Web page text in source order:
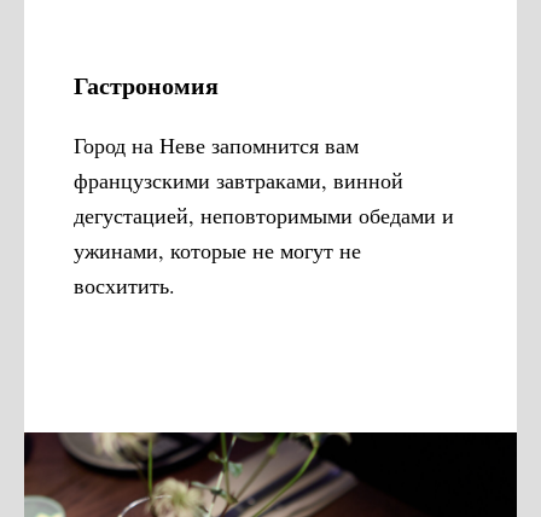
Гастрономия
Город на Неве запомнится вам
французскими завтраками, винной
дегустацией, неповторимыми обедами и
ужинами, которые не могут не
восхитить.